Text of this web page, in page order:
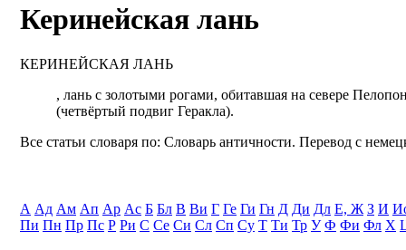
Керинейская лань
КЕРИНЕЙСКАЯ ЛАНЬ
, лань с золотыми рогами, обитавшая на севере
(четвёртый подвиг Геракла).
Все статьи словаря по: Словарь античности. Перевод с
А Ад Ам Ап Ар Ас Б Бл В Ви Г Ге Ги Гн Д Ди Дл Е, Ж З И
Пи Пн Пр Пс Р Ри С Се Си Сл Сп Су Т Ти Тр У Ф Фи Фл Х